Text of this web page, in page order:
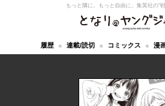
となりのヤングジャンプ
もっと隣に。もっと自由に。 集英社の“
履歴 連載/読切 コミックス 漫